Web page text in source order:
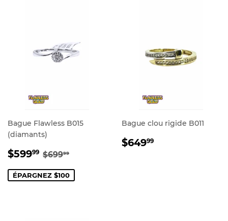
Bague Flawless B015
(diamants)
PRIX
$59999 $599.99
PRIX RÉGULIER
$69999
ÉPARGNEZ $100
Bague clou rigide B011
PRIX
$64999